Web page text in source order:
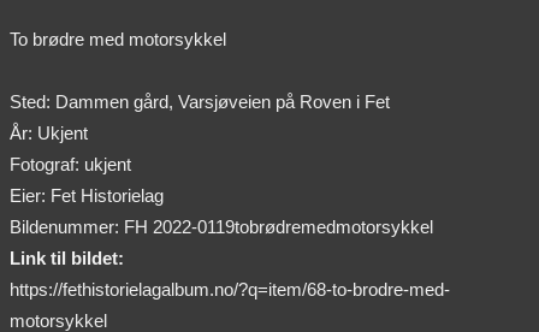
To brødre med motorsykkel
Sted: Dammen gård, Varsjøveien på Roven i Fet
År: Ukjent
Fotograf: ukjent
Eier: Fet Historielag
Bildenummer: FH 2022-0119tobrødremedmotorsykkel
Link til bildet:
https://fethistorielagalbum.no/?q=item/68-to-brodre-med-
motorsykkel